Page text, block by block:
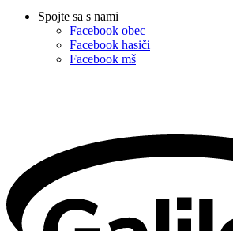
Spojte sa s nami
Facebook obec
Facebook hasiči
Facebook mš